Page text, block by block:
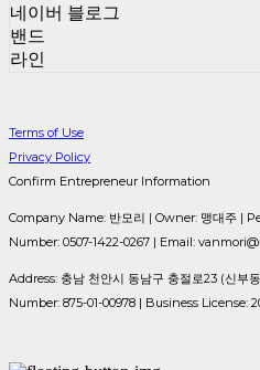
네이버 블로그
밴드
라인
Terms of Use
Privacy Policy
Confirm Entrepreneur Information
Company Name: 반모리 | Owner: 맹대주 |
Number: 0507-1422-0267 | Email:
Address: 충남 천안시 동남구 충절로23 (신부
Number: 875-01-00978 | Business License: